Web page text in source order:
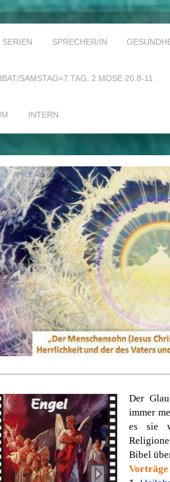
SERIEN SPRECHER/IN
SAMSTAG=7.TAG, 2.MOSE 20.8-11
INTERN
Der
immer
es sie
Bibel
Vorträge